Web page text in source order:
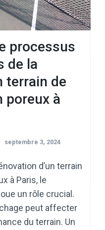
processus
de la
terrain de
poreux à
septembre 3, 2024
d’un terrain
à Paris, le
un rôle crucial.
peut affecter
du terrain. Un